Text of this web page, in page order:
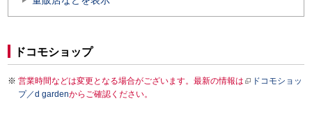
ドコモショップ
営業時間などは変更となる場合がございます。最新の情報は
ドコモショッ
プ／d gardenからご確認ください。